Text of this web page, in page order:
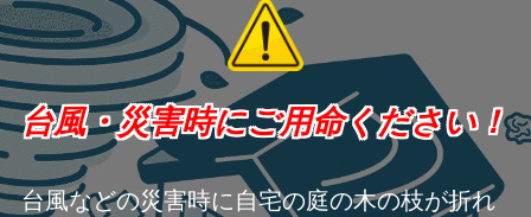
台風・災害時にご用命ください！
台風などの災害時に自宅の庭の木の枝が折れ